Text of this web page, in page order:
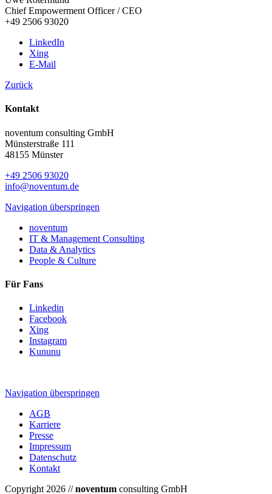
Chief Empowerment Officer / CEO
+49 2506 93020
LinkedIn
Xing
E-Mail
Zurück
Kontakt
noventum consulting GmbH
Münsterstraße 111
48155 Münster
+49 2506 93020
info@noventum.de
Navigation überspringen
noventum
IT & Management Consulting
Data & Analytics
People & Culture
Für Fans
Linkedin
Facebook
Xing
Instagram
Kununu
Navigation überspringen
AGB
Karriere
Presse
Impressum
Datenschutz
Kontakt
Copyright 2026 //noventum consulting GmbH